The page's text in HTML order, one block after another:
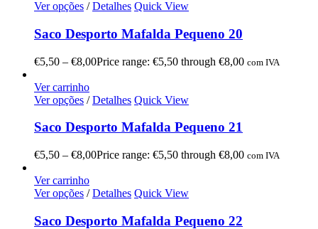
Ver opções / Detalhes Quick View
Saco Desporto Mafalda Pequeno 20
€5,50 – €8,00Price range: €5,50 through €8,00 com IVA
Ver carrinho
Ver opções / Detalhes Quick View
Saco Desporto Mafalda Pequeno 21
€5,50 – €8,00Price range: €5,50 through €8,00 com IVA
Ver carrinho
Ver opções / Detalhes Quick View
Saco Desporto Mafalda Pequeno 22